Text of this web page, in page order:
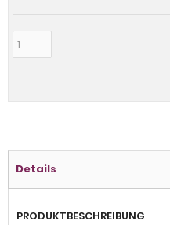
Details
PRODUKTBESCHREIBUNG